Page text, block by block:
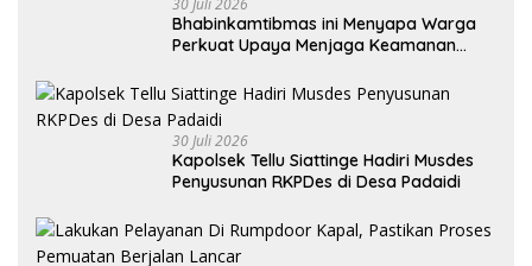
30 Juli 2026
Bhabinkamtibmas ini Menyapa Warga
Perkuat Upaya Menjaga Keamanan
30 Juli 2026
Kapolsek Tellu Siattinge Hadiri Musdes
Penyusunan RKPDes di Desa Padaidi